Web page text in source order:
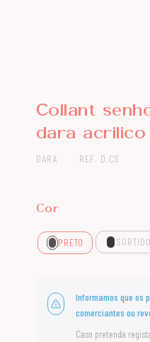
Collant
dara acrilico
DARA REF. D.CS
Cor
PRETO SORTIDO
Informamos que os
comerciantes ou
Caso pretenda